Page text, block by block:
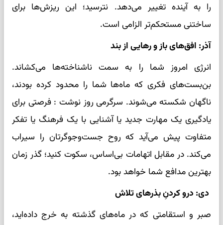
را به آینده تغییر می‌دهد. نترسید؛ این ریزش‌ها برای
ساختنی مستحکم‌تر الزامی است.
آذر: افق‌های باز و رهایی از بند
انرژی امروز شما را به سمت ناشناخته‌ها می‌کشاند.
بن‌بست‌های فکری که ماه‌ها شما را محدود کرده بودند،
ناگهان شکسته می‌شوند. سرگرمی روز نوشت : فرصتی برای
یادگیری یک مهارت جدید یا آشنایی با یک فرهنگ یا تفکر
متفاوت پیش می‌آید که روح جست‌وجوگرتان را سیراب
می‌کند. در مقابل اتهامات بی‌اساس، سکوت کنید؛ گذر زمان
بهترین مدافع شما خواهد بود.
دی: درو کردنِ بذرهای تلاش
صبر و استقامتی که در ماه‌های گذشته به خرج داده‌اید،